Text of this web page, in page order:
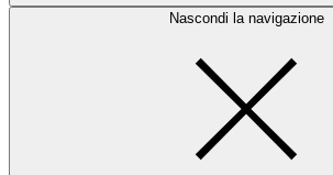
Nascondi la navigazione